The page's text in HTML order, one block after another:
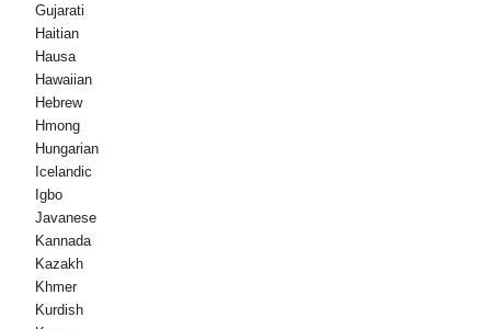
Gujarati
Haitian
Hausa
Hawaiian
Hebrew
Hmong
Hungarian
Icelandic
Igbo
Javanese
Kannada
Kazakh
Khmer
Kurdish